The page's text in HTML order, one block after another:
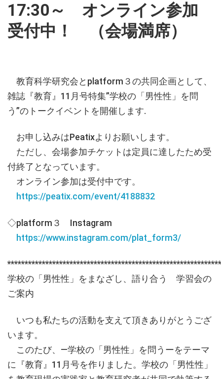
17:30～ オンライン参加
受付中！ （会場満席）
教育科学研究会とplatform３の共同企画として、
雑誌『教育』11月号特集”学校の「男性性」を問
う”のトークイベントを開催します.
お申し込みはPeatixよりお願いします。
ただし、会場参加チケットは定員に達したため受
付終了となっています。
オンライン参加は受付中です。
https://peatix.com/event/4188832
◇platform３ Instagram
https://www.instagram.com/plat_form3/
学校の「男性性」をまなざし、語り合う 学習会の
ご案内
いつも私たちの活動を支えて頂きありがとうござ
います。
このたび、―学校の「男性性」を問うーをテーマ
に『教育』11月号を作りました。学校の「男性性」